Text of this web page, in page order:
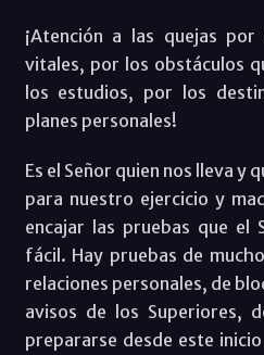
¡Atención a las quejas por
vitales, por los obstáculos
los estudios, por los
planes personales!
Es el Señor quien nos lleva y
para nuestro ejercicio y
encajar las pruebas que el
fácil. Hay pruebas de
relaciones personales, de
avisos de los Superiores,
prepararse desde este